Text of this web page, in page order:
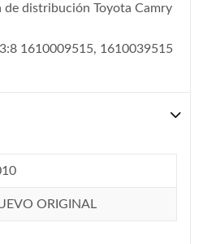
de distribución Toyota Camry
1610009515, 1610039515
ORIGINAL